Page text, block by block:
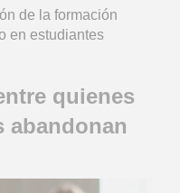
de la formación
en estudiantes
quienes
abandonan